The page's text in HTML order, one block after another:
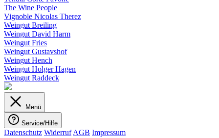
The Wine People
Vignoble Nicolas Therez
Weingut Breiling
Weingut David Harm
Weingut Fries
Weingut Gustavshof
Weingut Hench
Weingut Holger Hagen
Weingut Raddeck
Menü
Service/Hilfe
Datenschutz Widerruf AGB Impressum